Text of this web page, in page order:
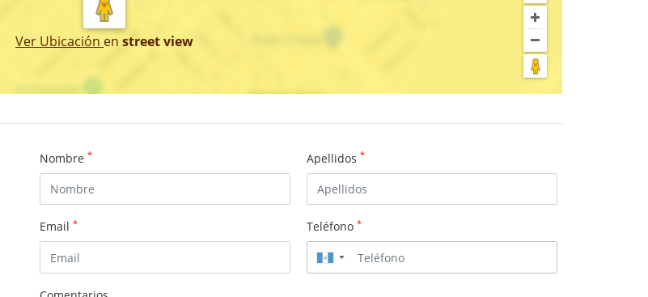
Ver Ubicación en street view
Nombre * Apellidos *
Email * Teléfono *
▼